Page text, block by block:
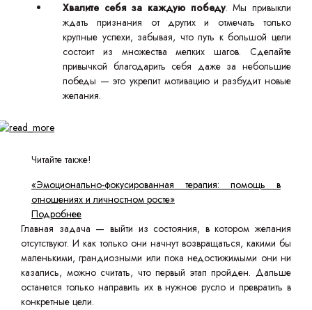
Хвалите себя за каждую победу. Мы привыкли
ждать признания от других и отмечать только
крупные успехи, забывая, что путь к большой цели
состоит из множества мелких шагов. Сделайте
привычкой благодарить себя даже за небольшие
победы — это укрепит мотивацию и разбудит новые
желания.
Читайте также!
«Эмоционально-фокусированная терапия: помощь в
отношениях и личностном росте»
Подробнее
Главная задача — выйти из состояния, в котором желания
отсутствуют. И как только они начнут возвращаться, какими бы
маленькими, грандиозными или пока недостижимыми они ни
казались, можно считать, что первый этап пройден. Дальше
останется только направить их в нужное русло и превратить в
конкретные цели.